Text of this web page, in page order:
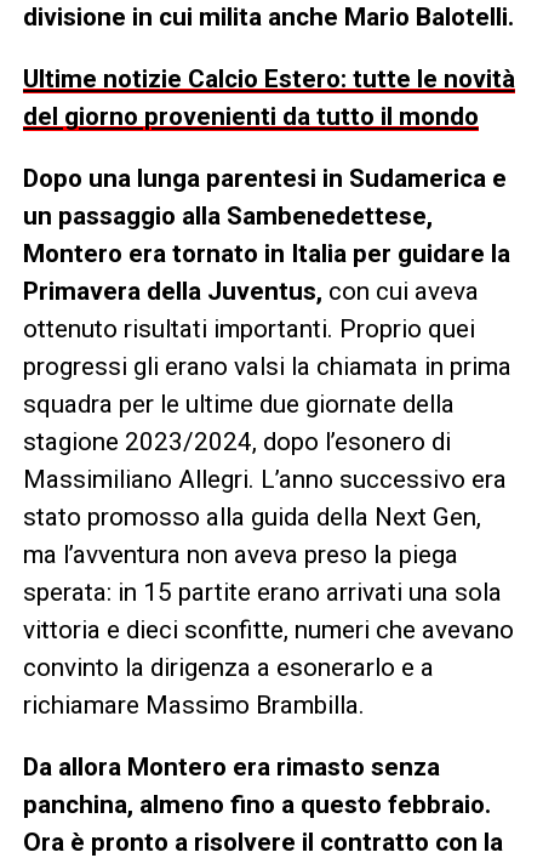
divisione in cui milita anche Mario Balotelli.
Ultime notizie Calcio Estero: tutte le novità
del giorno provenienti da tutto il mondo
Dopo una lunga parentesi in Sudamerica e
un passaggio alla Sambenedettese,
Montero era tornato in Italia per guidare la
Primavera della Juventus, con cui aveva
ottenuto risultati importanti. Proprio quei
progressi gli erano valsi la chiamata in prima
squadra per le ultime due giornate della
stagione 2023/2024, dopo l’esonero di
Massimiliano Allegri. L’anno successivo era
stato promosso alla guida della Next Gen,
ma l’avventura non aveva preso la piega
sperata: in 15 partite erano arrivati una sola
vittoria e dieci sconfitte, numeri che avevano
convinto la dirigenza a esonerarlo e a
richiamare Massimo Brambilla.
Da allora Montero era rimasto senza
panchina, almeno fino a questo febbraio.
Ora è pronto a risolvere il contratto con la